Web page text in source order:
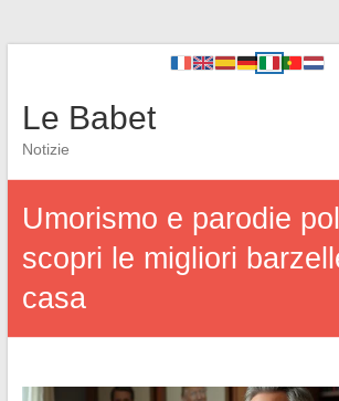
Le Babet
Notizie
Umorismo e parodie
scopri le migliori
casa